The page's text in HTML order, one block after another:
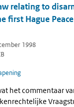
relating to
first Hague
1998
het commentaar